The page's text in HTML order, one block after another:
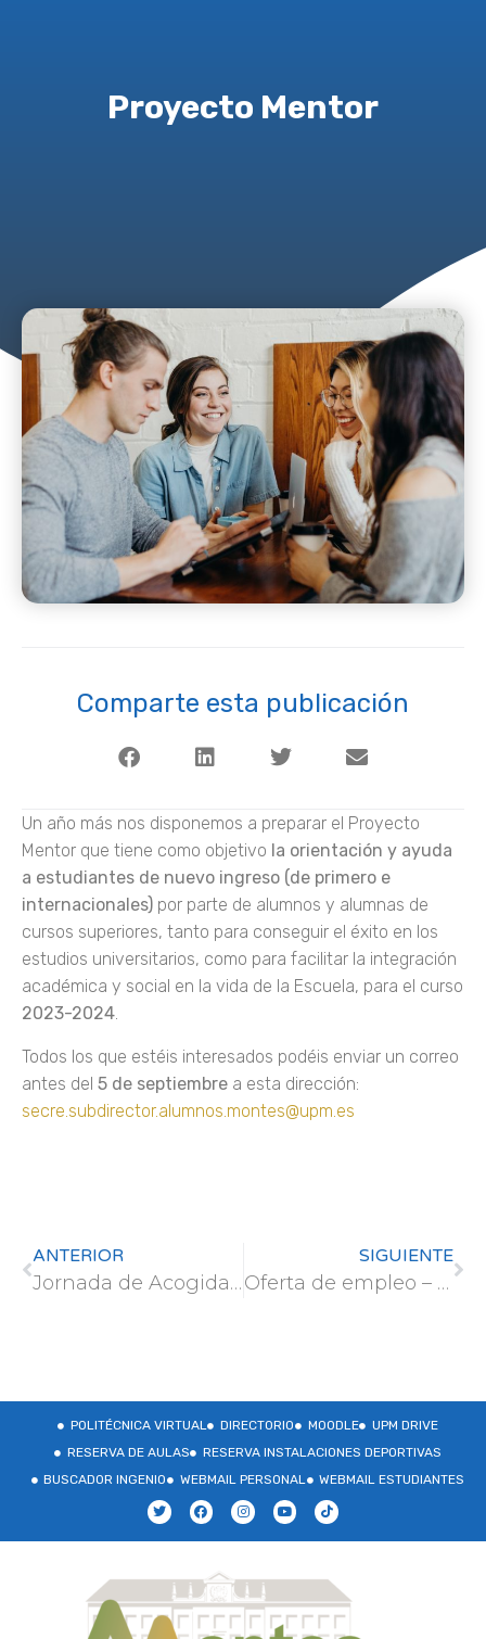
Proyecto Mentor
Comparte esta publicación
Un año más nos disponemos a preparar el Proyecto
Mentor que tiene como objetivo la orientación y ayuda
a estudiantes de nuevo ingreso (de primero e
internacionales) por parte de alumnos y alumnas de
cursos superiores, tanto para conseguir el éxito en los
estudios universitarios, como para facilitar la integración
académica y social en la vida de la Escuela, para el curso
2023-2024.
Todos los que estéis interesados podéis enviar un correo
antes del 5 de septiembre a esta dirección:
secre.subdirector.alumnos.montes@upm.es
ANTERIOR
Jornada de Acogida a los alumnos de nuevo ingreso – Curso 2023-2024
SIGUIENTE
Oferta de empleo – FSC España
POLITÉCNICA VIRTUAL DIRECTORIO MOODLE
UPM DRIVE
RESERVA DE AULAS
RESERVA INSTALACIONES DEPORTIVAS
BUSCADOR INGENIO
WEBMAIL PERSONAL WEBMAIL ESTUDIANTES